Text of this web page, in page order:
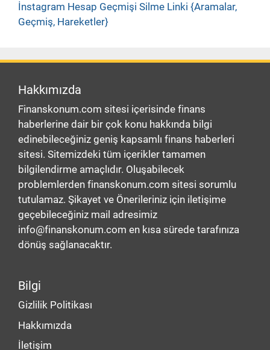
İnstagram Hesap Geçmişi Silme Linki {Aramalar,
Geçmiş, Hareketler}
Hakkımızda
Finanskonum.com sitesi içerisinde finans
haberlerine dair bir çok konu hakkında bilgi
edinebileceğiniz geniş kapsamlı finans haberleri
sitesi. Sitemizdeki tüm içerikler tamamen
bilgilendirme amaçlıdır. Oluşabilecek
problemlerden finanskonum.com sitesi sorumlu
tutulamaz. Şikayet ve Önerileriniz için iletişime
geçebileceğiniz mail adresimiz
info@finanskonum.com en kısa sürede tarafınıza
dönüş sağlanacaktır.
Bilgi
Gizlilik Politikası
Hakkımızda
İletişim